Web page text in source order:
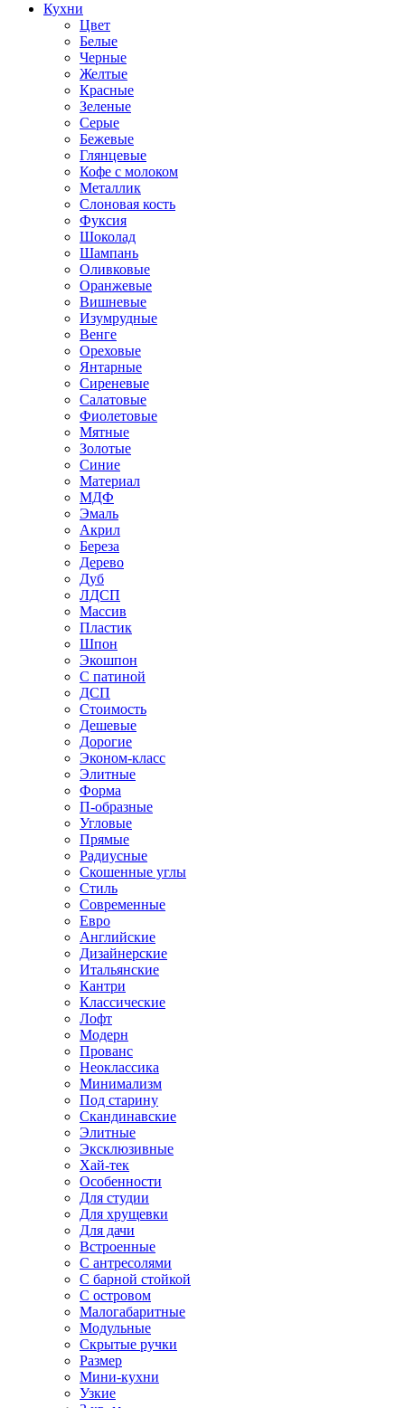
Кухни
Цвет
Белые
Черные
Желтые
Красные
Зеленые
Серые
Бежевые
Глянцевые
Кофе с молоком
Металлик
Слоновая кость
Фуксия
Шоколад
Шампань
Оливковые
Оранжевые
Вишневые
Изумрудные
Венге
Ореховые
Янтарные
Сиреневые
Салатовые
Фиолетовые
Мятные
Золотые
Синие
Материал
МДФ
Эмаль
Акрил
Береза
Дерево
Дуб
ЛДСП
Массив
Пластик
Шпон
Экошпон
С патиной
ДСП
Стоимость
Дешевые
Дорогие
Эконом-класс
Элитные
Форма
П-образные
Угловые
Прямые
Радиусные
Скошенные углы
Стиль
Современные
Евро
Английские
Дизайнерские
Итальянские
Кантри
Классические
Лофт
Модерн
Прованс
Неоклассика
Минимализм
Под старину
Скандинавские
Элитные
Эксклюзивные
Хай-тек
Особенности
Для студии
Для хрущевки
Для дачи
Встроенные
С антресолями
С барной стойкой
С островом
Малогабаритные
Модульные
Скрытые ручки
Размер
Мини-кухни
Узкие